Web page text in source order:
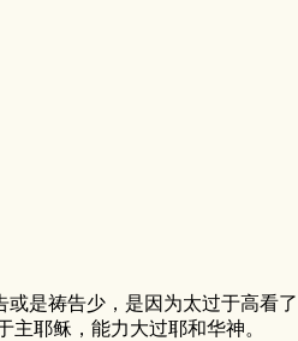
是祷告少，是因为太过于高看
耶稣，能力大过耶和华神。